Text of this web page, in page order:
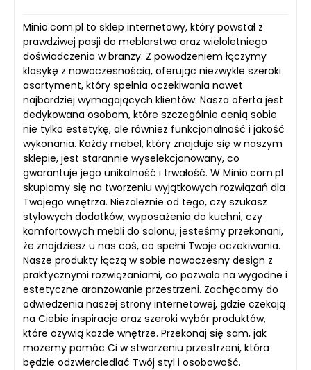
Minio.com.pl to sklep internetowy, który powstał z
prawdziwej pasji do meblarstwa oraz wieloletniego
doświadczenia w branży. Z powodzeniem łączymy
klasykę z nowoczesnością, oferując niezwykle szeroki
asortyment, który spełnia oczekiwania nawet
najbardziej wymagających klientów. Nasza oferta jest
dedykowana osobom, które szczególnie cenią sobie
nie tylko estetykę, ale również funkcjonalność i jakość
wykonania. Każdy mebel, który znajduje się w naszym
sklepie, jest starannie wyselekcjonowany, co
gwarantuje jego unikalność i trwałość. W Minio.com.pl
skupiamy się na tworzeniu wyjątkowych rozwiązań dla
Twojego wnętrza. Niezależnie od tego, czy szukasz
stylowych dodatków, wyposażenia do kuchni, czy
komfortowych mebli do salonu, jesteśmy przekonani,
że znajdziesz u nas coś, co spełni Twoje oczekiwania.
Nasze produkty łączą w sobie nowoczesny design z
praktycznymi rozwiązaniami, co pozwala na wygodne i
estetyczne aranżowanie przestrzeni. Zachęcamy do
odwiedzenia naszej strony internetowej, gdzie czekają
na Ciebie inspiracje oraz szeroki wybór produktów,
które ożywią każde wnętrze. Przekonaj się sam, jak
możemy pomóc Ci w stworzeniu przestrzeni, która
będzie odzwierciedlać Twój styl i osobowość.